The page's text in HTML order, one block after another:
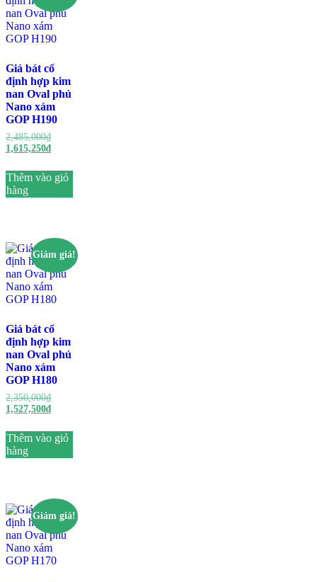
Giá bát cố
định hợp kim
nan Oval phủ
Nano xám
GOP H190
2,485,000₫Giá
gốc
2,485,000₫.
1,615,250₫Giá
tại
là:
Thêm vào giỏ
hàng
Giảm giá!
Giá bát cố
định hợp kim
nan Oval phủ
Nano xám
GOP H180
2,350,000₫Giá
gốc
2,350,000₫.
1,527,500₫Giá
tại
là:
Thêm vào giỏ
hàng
Giảm giá!